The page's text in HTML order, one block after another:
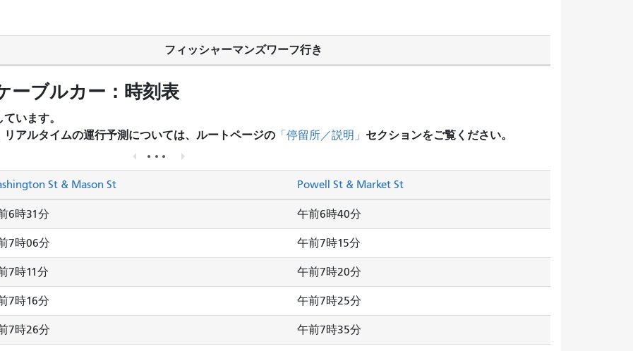
フィッシャーマンズワーフ行き
ーブルカー：時刻表
います。
アルタイムの運行予測については、ルートページの 「停留所／説明」 セクションをご覧ください。
St & Mason St Powell St & Market St
6時31分 午前6時40分
7時06分 午前7時15分
7時11分 午前7時20分
7時16分 午前7時25分
7時26分 午前7時35分